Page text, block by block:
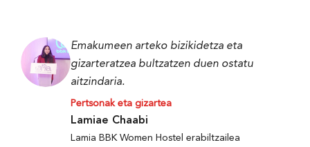
Emakumeen arteko bizikidetza eta
gizarteratzea bultzatzen duen ostatu
aitzindaria.
Pertsonak eta gizartea
Lamiae Chaabi
Lamia BBK Women Hostel erabiltzailea